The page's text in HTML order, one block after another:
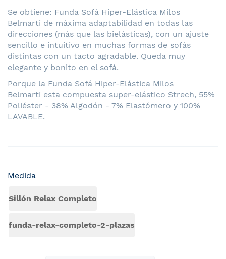
Se obtiene: Funda Sofá Hiper-Elástica Milos
Belmarti de máxima adaptabilidad en todas las
direcciones (más que las bielásticas), con un ajuste
sencillo e intuitivo en muchas formas de sofás
distintas con un tacto agradable. Queda muy
elegante y bonito en el sofá.
Porque la Funda Sofá Hiper-Elástica Milos
Belmarti esta compuesta super-elástico Strech, 55%
Poliéster - 38% Algodón - 7% Elastómero y 100%
LAVABLE.
Medida
Sillón Relax Completo
funda-relax-completo-2-plazas